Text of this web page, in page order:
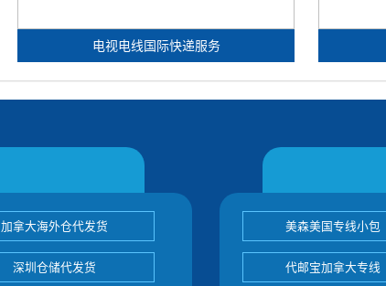
电视电线国际快递服务
加拿大海外仓代发货
深圳仓储代发货
美森美国专线小包
代邮宝加拿大专线